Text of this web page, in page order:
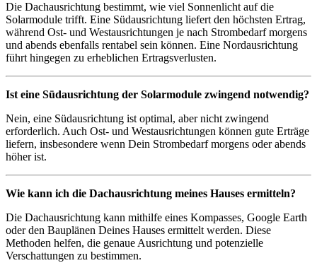
Die Dachausrichtung bestimmt, wie viel Sonnenlicht auf die
Solarmodule trifft. Eine Südausrichtung liefert den höchsten Ertrag,
während Ost- und Westausrichtungen je nach Strombedarf morgens
und abends ebenfalls rentabel sein können. Eine Nordausrichtung
führt hingegen zu erheblichen Ertragsverlusten.
Ist eine Südausrichtung der Solarmodule zwingend notwendig?
Nein, eine Südausrichtung ist optimal, aber nicht zwingend
erforderlich. Auch Ost- und Westausrichtungen können gute Erträge
liefern, insbesondere wenn Dein Strombedarf morgens oder abends
höher ist.
Wie kann ich die Dachausrichtung meines Hauses ermitteln?
Die Dachausrichtung kann mithilfe eines Kompasses, Google Earth
oder den Bauplänen Deines Hauses ermittelt werden. Diese
Methoden helfen, die genaue Ausrichtung und potenzielle
Verschattungen zu bestimmen.